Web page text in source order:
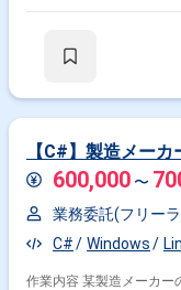
対面中心 開発体制：既
【C#】製造メー
600,000 〜
業務委託(フリー
C#
Windows
作業内容 某製造メーカー